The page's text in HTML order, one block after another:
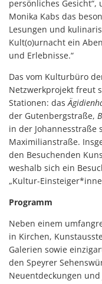
persönliches
Monika Kabs das
Lesungen und
Kult(o)urnacht ein
und Erlebnisse.“
Das vom Kulturbüro
Netzwerkprojekt freut
Stationen: das
der Gutenbergstraße,
in der Johannesstraße
Maximilianstraße.
den Besuchenden
weshalb sich ein
„Kultur-
Programm
Neben einem
in Kirchen,
Galerien sowie
den Speyrer
Neuentdeckungen